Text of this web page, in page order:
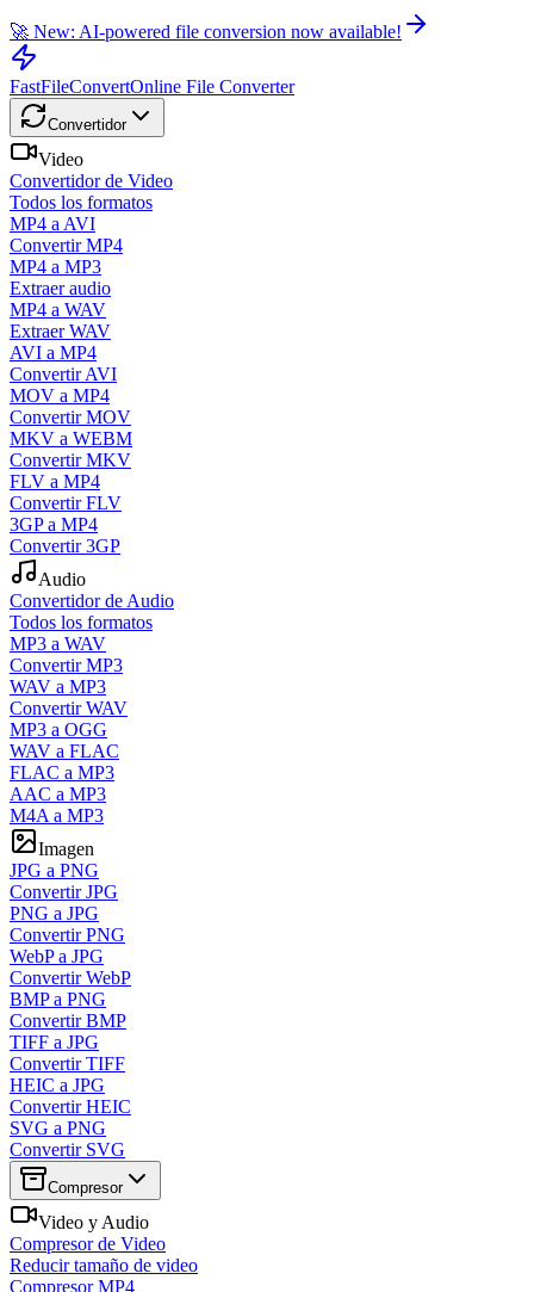
🚀 New: AI-powered file conversion now available!
FastFileConvertOnline File Converter
Convertidor
Video
Convertidor de Video
Todos los formatos
MP4 a AVI
Convertir MP4
MP4 a MP3
Extraer audio
MP4 a WAV
Extraer WAV
AVI a MP4
Convertir AVI
MOV a MP4
Convertir MOV
MKV a WEBM
Convertir MKV
FLV a MP4
Convertir FLV
3GP a MP4
Convertir 3GP
Audio
Convertidor de Audio
Todos los formatos
MP3 a WAV
Convertir MP3
WAV a MP3
Convertir WAV
MP3 a OGG
WAV a FLAC
FLAC a MP3
AAC a MP3
M4A a MP3
Imagen
JPG a PNG
Convertir JPG
PNG a JPG
Convertir PNG
WebP a JPG
Convertir WebP
BMP a PNG
Convertir BMP
TIFF a JPG
Convertir TIFF
HEIC a JPG
Convertir HEIC
SVG a PNG
Convertir SVG
Compresor
Video y Audio
Compresor de Video
Reducir tamaño de video
Compresor MP4